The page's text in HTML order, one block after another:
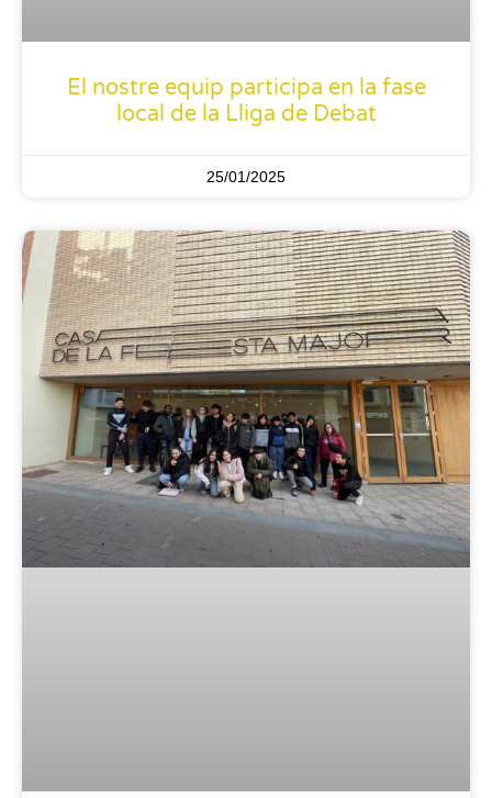
El nostre equip participa en la fase
local de la Lliga de Debat
25/01/2025